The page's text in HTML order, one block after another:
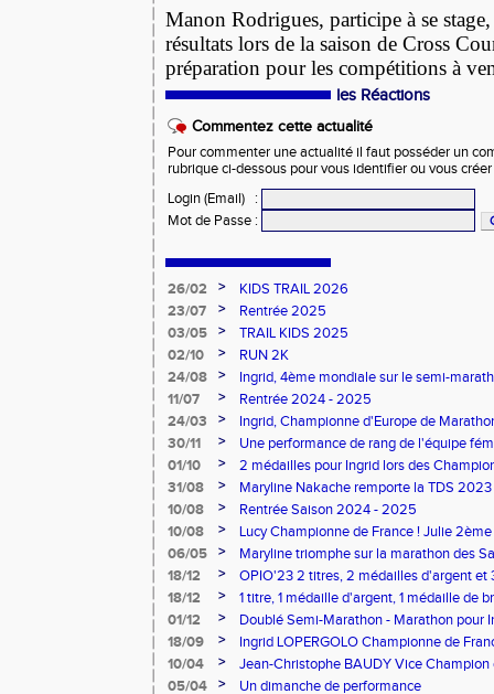
Manon Rodrigues, participe à se stage,
résultats lors de la saison de Cross
préparation pour les compétitions à
les Réactions
Commentez cette actualité
Pour commenter une actualité il faut posséder un
rubrique ci-dessous pour vous identifier ou vous
Login (Email)
:
Mot de Passe :
26/02 >
KIDS TRAIL 2026
23/07
>
Rentrée 2025
03/05
>
TRAIL KIDS 2025
02/10
>
RUN 2K
24/08
>
Ingrid, 4ème mondiale sur le semi-
11/07
>
Rentrée 2024 - 2025
24/03
>
Ingrid, Championne d'Europe de
30/11
>
Une performance de rang de l'équipe
de France d'Ekiden 2024
01/10 >
2 médailles pour Ingrid lors des
31/08
>
Maryline Nakache remporte la TDS 2023
10/08
>
Rentrée Saison 2024 - 2025
10/08
>
Lucy Championne de France ! Julie
Vertical
06/05 >
Maryline triomphe sur la marathon des
18/12
>
OPIO'23 2 titres, 2 médailles d'argent et
18/12
>
1 titre, 1 médaille d'argent, 1 médaille de
lors des dptx en salle TC
01/12 >
Doublé Semi-Marathon - Marathon pour
18/09
>
Ingrid LOPERGOLO Championne de
10/04
>
Jean-Christophe BAUDY Vice Champion
05/04
>
Un dimanche de performance